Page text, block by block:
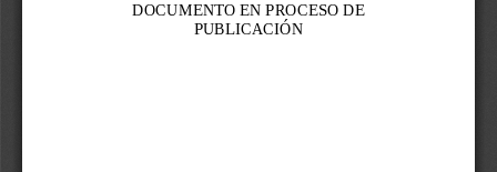
DOCUMENTO EN PROCESO DE
PUBLICACIÓN